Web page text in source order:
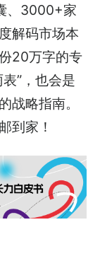
、3000+家
解码市场本
20万字的专
”，也会是
战略指南。
到家！